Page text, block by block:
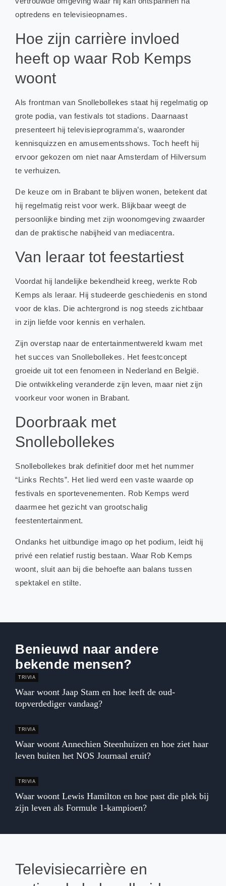
optredens en televisieopnames.
Hoe zijn carrière invloed
heeft op waar Rob Kemps
woont
Als frontman van Snollebollekes staat hij regelmatig op
grote podia, van festivals tot stadions. Daarnaast
presenteert hij televisieprogramma’s, waaronder
kennisquizzen en amusementsshows. Toch heeft hij
ervoor gekozen om niet naar Amsterdam of Hilversum
te verhuizen.
De keuze om in Brabant te blijven wonen, betekent dat
hij regelmatig reist voor werk. Blijkbaar weegt de
persoonlijke binding met zijn woonomgeving zwaarder
dan de praktische nabijheid van mediacentra.
Van leraar tot feestartiest
Voordat hij landelijke bekendheid kreeg, werkte Rob
Kemps als leraar. Hij studeerde geschiedenis en stond
voor de klas. Die achtergrond is nog steeds zichtbaar
in zijn liefde voor kennis en verhalen.
Zijn overstap naar de entertainmentwereld kwam met
het succes van Snollebollekes. Het feestconcept
groeide uit tot een fenomeen in Nederland en België.
Die ontwikkeling veranderde zijn leven, maar niet zijn
voorkeur voor wonen in Brabant.
Doorbraak met
Snollebollekes
Snollebollekes brak definitief door met het nummer
“Links Rechts”. Het lied werd een vaste waarde op
festivals en sportevenementen. Rob Kemps werd
daarmee het gezicht van grootschalig
feestentertainment.
Ondanks het uitbundige imago op het podium, leidt hij
privé een relatief rustig bestaan. Waar Rob Kemps
woont, sluit aan bij die behoefte aan balans tussen
spektakel en stilte.
Benieuwd naar andere
bekende mensen?
TRIVIA
Waar woont Jaap Stam en hoe leeft de oud-
topverdediger vandaag?
TRIVIA
Waar woont Annechien Steenhuizen en hoe ziet haar
leven buiten het NOS Journaal eruit?
TRIVIA
Waar woont Lewis Hamilton en hoe past die plek bij
zijn leven als Formule 1-kampioen?
Televisiecarrière en